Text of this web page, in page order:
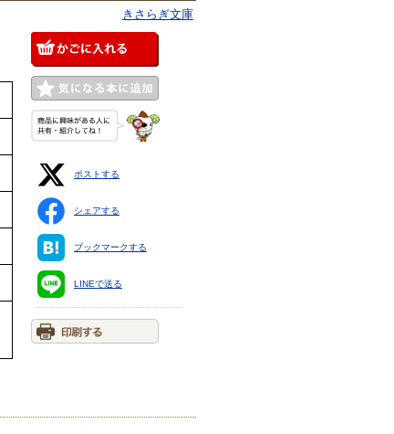
きさらぎ文庫
ポストする
シェアする
ブックマークする
LINEで送る